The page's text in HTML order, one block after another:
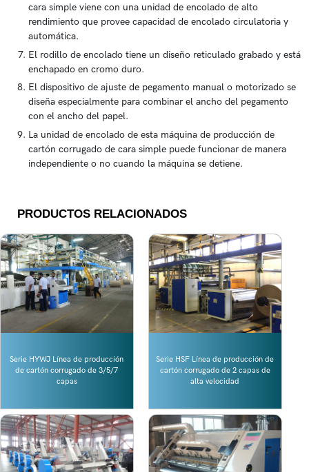
cara simple viene con una unidad de encolado de alto
rendimiento que provee capacidad de encolado circulatoria y
automática.
El rodillo de encolado tiene un diseño reticulado grabado y está
enchapado en cromo duro.
El dispositivo de ajuste de pegamento manual o motorizado se
diseña especialmente para combinar el ancho del pegamento
con el ancho del papel.
La unidad de encolado de esta máquina de producción de
cartón corrugado de cara simple puede funcionar de manera
independiente o no cuando la máquina se detiene.
PRODUCTOS RELACIONADOS
Serie HYWJ Línea de producción
de cartón corrugado de 3/5/7
capas
Serie HSF Línea de producción de
cartón corrugado de 2 capas de
alta velocidad